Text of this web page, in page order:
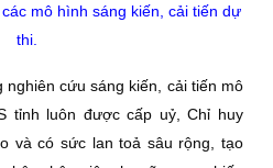
mô hình sáng kiến, cải tiến dự
thi.
nghiên cứu sáng kiến, cải tiến mô
tỉnh luôn được cấp uỷ, Chỉ huy
và có sức lan toả sâu rộng, tạo